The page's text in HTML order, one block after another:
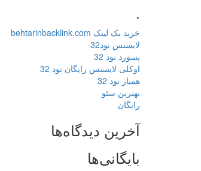
.
خرید بک لینک behtarinbacklink.com
لایسنس نود32
پسورد نود 32
اوکلی لایسنس رایگان نود 32
همیار نود 32
بهترین سئو
رایگان
آخرین دیدگاه‌ها
بایگانی‌ها